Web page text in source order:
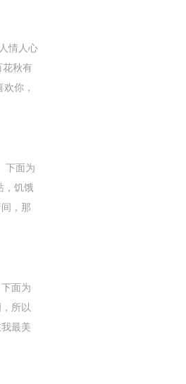
情人心
秋有
你，
下面为
，饥饿
，那
面为
所以
最美